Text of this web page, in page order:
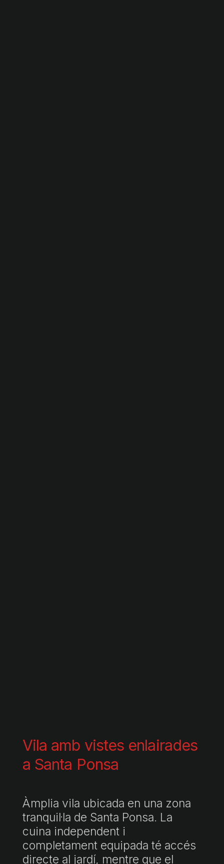
Vila amb vistes enlairades
a Santa Ponsa
Àmplia vila ubicada en una zona
tranquil·la de Santa Ponsa. La
cuina independent i
completament equipada té accés
directe al jardí, mentre que el